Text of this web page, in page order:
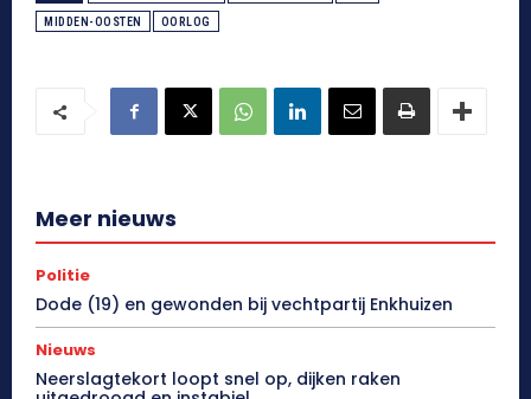
MIDDEN-OOSTEN OORLOG
Meer nieuws
Politie
Dode (19) en gewonden bij vechtpartij Enkhuizen
Nieuws
Neerslagtekort loopt snel op, dijken raken